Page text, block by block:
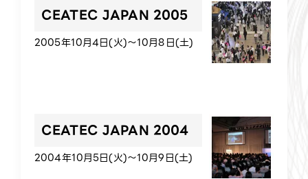
CEATEC JAPAN 2005
2005年10月4日(火)～10月8日(土)
CEATEC JAPAN 2004
2004年10月5日(火)～10月9日(土)